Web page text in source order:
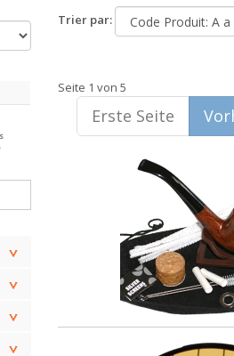
Trier par:
Seite 1 von 5
Erste Seite